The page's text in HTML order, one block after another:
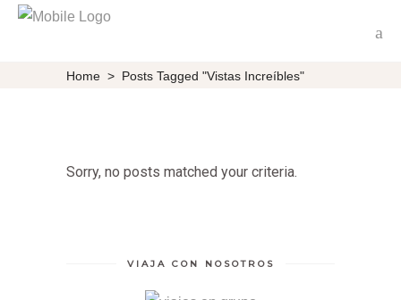
Home > Posts Tagged "Vistas Increíbles"
Sorry, no posts matched your criteria.
VIAJA CON NOSOTROS